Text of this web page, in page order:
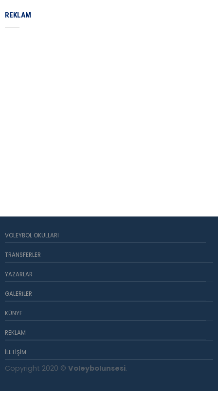
REKLAM
VOLEYBOL OKULLARI
TRANSFERLER
YAZARLAR
GALERILER
KÜNYE
REKLAM
İLETIŞIM
Copyright 2020 © Voleybolunsesi.